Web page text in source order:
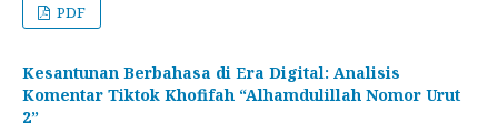
PDF
Kesantunan Berbahasa di Era Digital: Analisis
Komentar Tiktok Khofifah “Alhamdulillah Nomor Urut
2”